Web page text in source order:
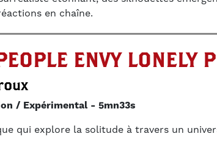
en chaîne.
ENVY LONELY
/ Expérimental 5mn33s
qui explore la solitude à travers un